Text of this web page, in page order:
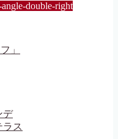
angle-double-right
」
デ
ラス